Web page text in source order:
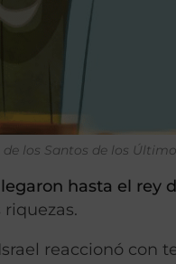
los Santos de los
hasta el rey
reaccionó con